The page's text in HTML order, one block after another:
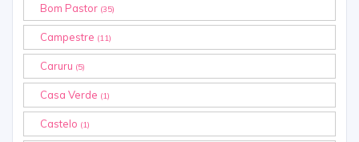
Bom Pastor (35)
Campestre (11)
Caruru (5)
Casa Verde (1)
Castelo (1)